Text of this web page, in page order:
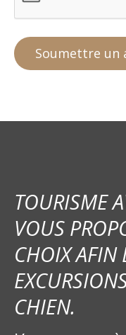
TOURISME
VOUS
CHOIX AFIN
CHIEN.